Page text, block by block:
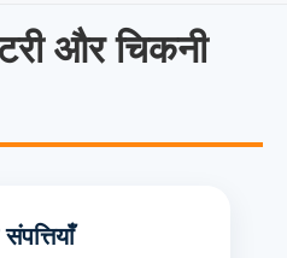
और चिकनी
और चिकनी